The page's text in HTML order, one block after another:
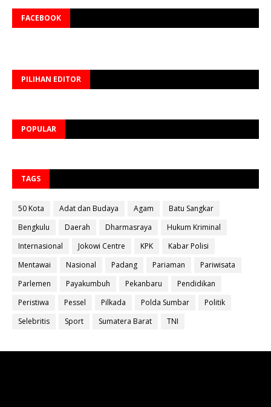
FACEBOOK
PILIHAN EDITOR
POPULAR
TAGS
50 Kota Adat dan Budaya Agam
Batu Sangkar
Bengkulu
Daerah Dharmasraya
Hukum Kriminal
Internasional
Jokowi Centre KPK
Kabar Polisi
Mentawai
Nasional Padang Pariaman
Pariwisata
Parlemen
Payakumbuh Pekanbaru
Pendidikan
Peristiwa
Pessel Pilkada Polda Sumbar
Politik
Selebritis
Sport Sumatera Barat TNI